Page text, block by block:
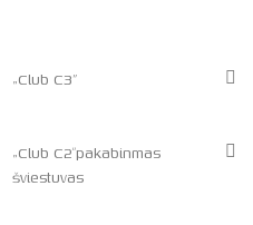
„Club C3”
„Club C2″pakabinmas
šviestuvas